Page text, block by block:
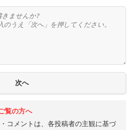
覧の方へ
コメントは、各投稿者の主観に基づ